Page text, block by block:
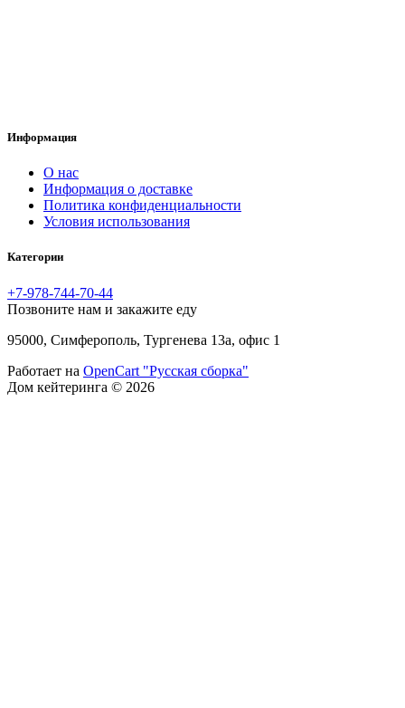
Информация
O нас
Информация о доставке
Политика конфиденциальности
Условия использования
Категории
+7-978-744-70-44
Позвоните нам и закажите еду
95000, Симферополь, Тургенева 13а, офис 1
Работает на OpenCart "Русская сборка"
Дом кейтеринга © 2026